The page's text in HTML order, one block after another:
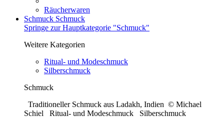
Räucherwaren
Schmuck Schmuck
Springe zur Hauptkategorie "Schmuck"
Weitere Kategorien
Ritual- und Modeschmuck
Silberschmuck
Schmuck
Traditioneller Schmuck aus Ladakh, Indien © Michael
Schiel Ritual- und Modeschmuck Silberschmuck